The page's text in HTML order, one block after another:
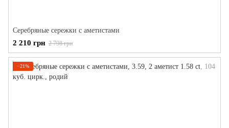
Серебряные сережки с аметистами
2 210 грн 2 798 грн
−21%